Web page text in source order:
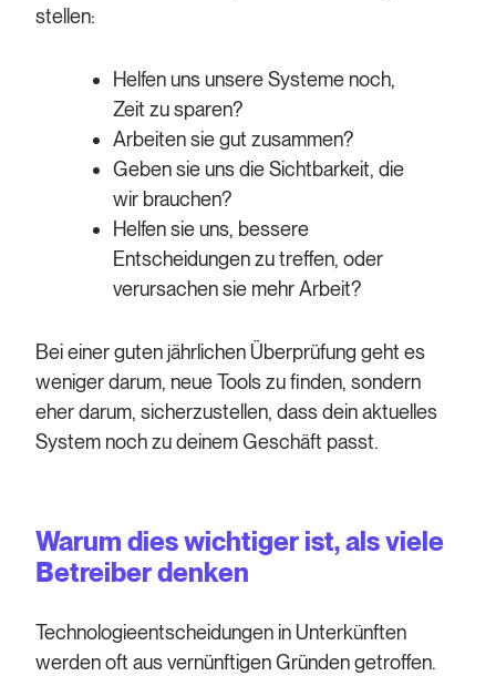
stellen:
Helfen uns unsere Systeme noch,
Zeit zu sparen?
Arbeiten sie gut zusammen?
Geben sie uns die Sichtbarkeit, die
wir brauchen?
Helfen sie uns, bessere
Entscheidungen zu treffen, oder
verursachen sie mehr Arbeit?
Bei einer guten jährlichen Überprüfung geht es
weniger darum, neue Tools zu finden, sondern
eher darum, sicherzustellen, dass dein aktuelles
System noch zu deinem Geschäft passt.
Warum dies wichtiger ist, als viele
Betreiber denken
Technologieentscheidungen in Unterkünften
werden oft aus vernünftigen Gründen getroffen.